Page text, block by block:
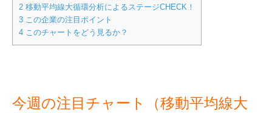
2 移動平均線大循環分析によるステージCHECK！
3 この企業の注目ポイント
4 このチャートをどう見るか？
今週の注目チャート（移動平均線大